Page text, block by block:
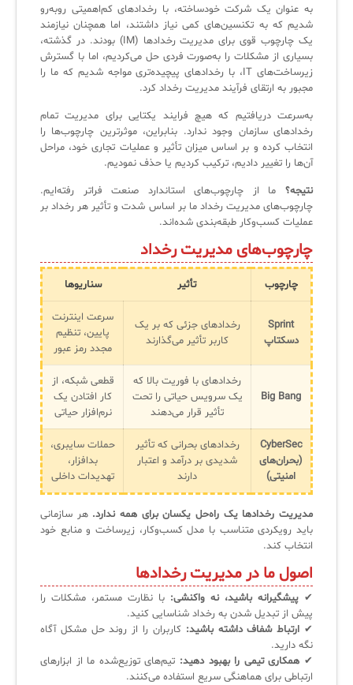
به عنوان یک شرکت خودساخته، با رخدادهای کم‌اهمیتی روبه‌رو
شدیم که به تکنسین‌های کمی نیاز داشتند، اما همچنان نیازمند
یک چارچوب قوی برای مدیریت رخدادها (IM) بودند. در گذشته،
بسیاری از مشکلات را به‌صورت فردی حل می‌کردیم، اما با گسترش
زیرساخت‌های IT، با رخدادهای پیچیده‌تری مواجه شدیم که ما را
مجبور به ارتقای فرآیند مدیریت رخداد کرد.
به‌سرعت دریافتیم که هیچ فرایند یکتایی برای مدیریت تمام
رخدادهای سازمان وجود ندارد. بنابراین، موثرترین چارچوب‌ها را
انتخاب کرده و بر اساس میزان تأثیر و عملیات تجاری خود، مراحل
آن‌ها را تغییر دادیم، ترکیب کردیم یا حذف نمودیم.
نتیجه؟ ما از چارچوب‌های استاندارد صنعت فراتر رفته‌ایم.
چارچوب‌های مدیریت رخداد ما بر اساس شدت و تأثیر هر رخداد بر
عملیات کسب‌وکار طبقه‌بندی شده‌اند.
چارچوب‌های مدیریت رخداد
چارچوب تأثیر سناریوها
Sprint
دسکتاپ
رخدادهای جزئی که بر یک
کاربر تأثیر می‌گذارند
سرعت اینترنت
پایین، تنظیم
مجدد رمز عبور
Big Bang
رخدادهای با فوریت بالا که
یک سرویس حیاتی را تحت
تأثیر قرار می‌دهند
قطعی شبکه، از
کار افتادن یک
نرم‌افزار حیاتی
CyberSec
(بحران‌های
امنیتی)
رخدادهای بحرانی که تأثیر
شدیدی بر درآمد و اعتبار
دارند
حملات سایبری،
بدافزار،
تهدیدات داخلی
مدیریت رخدادها یک راه‌حل یکسان برای همه ندارد. هر سازمانی
باید رویکردی متناسب با مدل کسب‌وکار، زیرساخت و منابع خود
انتخاب کند.
اصول ما در مدیریت رخدادها
✔ پیشگیرانه باشید، نه واکنشی: با نظارت مستمر، مشکلات را
پیش از تبدیل شدن به رخداد شناسایی کنید.
✔ ارتباط شفاف داشته باشید: کاربران را از روند حل مشکل آگاه
نگه دارید.
✔ همکاری تیمی را بهبود دهید: تیم‌های توزیع‌شده ما از ابزارهای
ارتباطی برای هماهنگی سریع استفاده می‌کنند.
✦
مدیریت خدمات سازمانی
سرویس دسک پلاس MSP
اندپوینت سنترال [سامانه مدیریت نقاط پایانی]
AD360
◆
Log360 ابزار SIEM
برنامه‌ساز هوشمند App Creator
سیستم هوشمند مدیریت فروش و فاکتور
سامانه مدیریت امنیت اطلاعات
✧
سلف سرویس کاربران
سامانه مدیریت دارایی‌ها [Asset Explorer]
سامانه مدیریت پشتیبانی مشتریان
DDI
◉
ManageEngine Malware Protection Plus
سامانه مدیریت دسترسی ممتاز
سامانه مدیریت و مانیتورینگ شبکه
✦
مدیریت خدمات منابع انسانی
مجموعه راهکارهای آیناک
✦
آموزش سیستم مدیریت خدمات فناوری اطلاعات
نکته‌های کلیدی برای مدیر انفورماتیک
آموزش‌ ویدیویی مفاهیم سرویس دسک
ITIL & SDP
◆
آموزش فارسی ITIL4
چارچوب ITIL برای همه
فلافلی_فناوری
آرشیو دانلودهای مدانت
لیست دوره‌ها
مقالات آموزشی